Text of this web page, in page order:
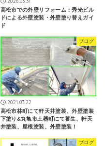
高松市での外壁リフォーム：秀光ビル
ドによる外壁塗装・外壁塗り替えガイ
ド
ブログ
2021.03.22
高松市林町にて軒天井塗装、外壁塗装
下塗り&丸亀市土器町にて養生、軒天
井塗装、屋根塗装、外壁塗装！
ブログ